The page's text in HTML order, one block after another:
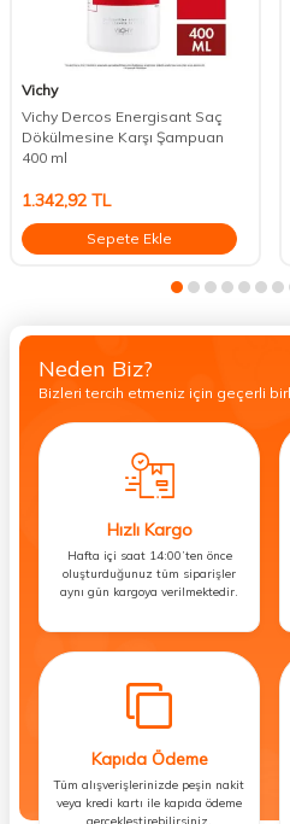
Vichy
Vichy Dercos Energisant Saç
Dökülmesine Karşı Şampuan
400 ml
1.342,92 TL
Sepete Ekle
Neden Biz?
Bizleri tercih etmeniz için geçerli
Hızlı Kargo
Hafta içi saat 14:00’ten önce
oluşturduğunuz tüm siparişler
aynı gün kargoya verilmektedir.
Kapıda Ödeme
Tüm alışverişlerinizde peşin nakit
veya kredi kartı ile kapıda ödeme
gerçekleştirebilirsiniz.